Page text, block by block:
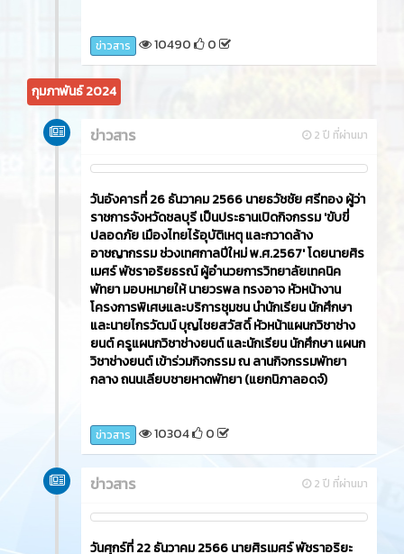
ข่าวสาร 10490 0
กุมภาพันธ์ 2024
2 ปี ที่ผ่านมา
ข่าวสาร
วันอังคารที่ 26 ธันวาคม 2566​ นายธวัชชัย ศรีทอง ผู้ว่า
ราชการจังหวัดชลบุรี เป็นประธานเปิดกิจกรรม 'ขับขี่
ปลอดภัย เมืองไทยไร้อุบัติเหตุ และกวาดล้าง
อาชญากรรม ช่วงเทศกาลปีใหม่ พ.ศ.2567' โดยนายศิร
เมศร์ พัชราอริยธรณ์ ผู้อำนวยการวิทยาลัยเทคนิค
พัทยา มอบหมายให้ นายวรพล ทรงอาจ หัวหน้างาน
โครงการพิเศษและบริการชุมชน นำนักเรียน นักศึกษา
และนายไกรวัฒน์ บุญไชยสวัสดิ์ หัวหน้าแผนกวิชาช่าง
ยนต์ ครูแผนกวิชาช่างยนต์ และนักเรียน นักศึกษา แผนก
วิชาช่างยนต์ เข้าร่วมกิจกรรม ณ ลานกิจกรรมพัทยา
กลาง ถนนเลียบชายหาดพัทยา (แยกนิภาลอดจ์)
ข่าวสาร 10304 0
2 ปี ที่ผ่านมา
ข่าวสาร
วันศุกร์ที่ 22 ธันวาคม 2566​ นายศิรเมศร์ พัชราอริยะ